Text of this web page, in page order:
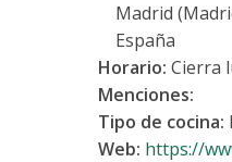
Madrid
España
Horario: Cierra
Menciones:
Tipo de cocina:
Web: https://